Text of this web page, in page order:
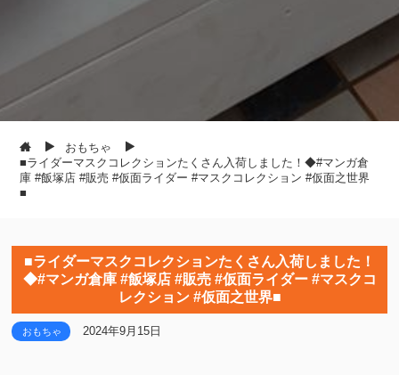
おもちゃ
■ライダーマスクコレクションたくさん入荷しました！◆#マンガ倉
庫 #飯塚店 #販売 #仮面ライダー #マスクコレクション #仮面之世界
■
■ライダーマスクコレクションたくさん入荷しました！
◆#マンガ倉庫 #飯塚店 #販売 #仮面ライダー #マスクコ
レクション #仮面之世界■
おもちゃ 2024年9月15日